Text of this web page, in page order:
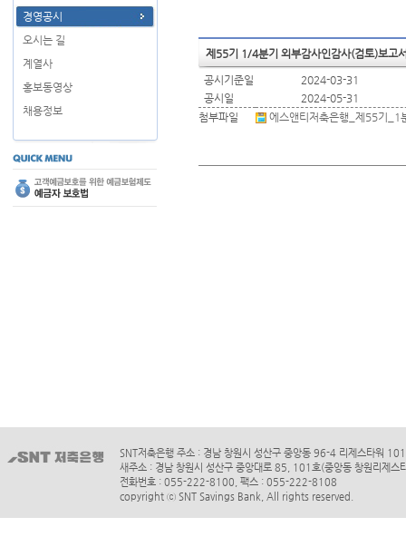
경영공시
오시는 길
계열사
홍보동영상
채용정보
제55기 1/4분기 외부감사인감사(검토)보고
공시기준일
2024-03-31
공시일
2024-05-31
첨부파일
에스앤티저축은행_제55기
SNT저축은행 주소 : 경남 창원시 성산구 중앙동 96-4 리제스타워
새주소 : 경남 창원시 성산구 중앙대로 85, 101호(중앙동 창원리제스
전화번호 : 055-222-8100, 팩스 : 055-222-8108
copyright ⓒ SNT Savings Bank, All rights reserved.